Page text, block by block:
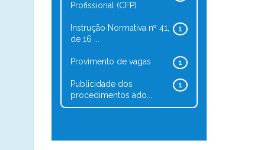
Profissional (CFP)
1
Instrução Normativa nº 41,
de 16 ...
1
Provimento de vagas
1
Publicidade dos
procedimentos ado...